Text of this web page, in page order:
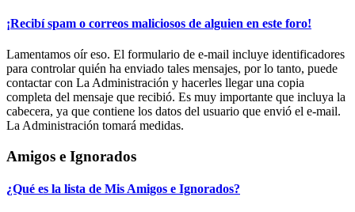
¡Recibí spam o correos maliciosos de alguien en este foro!
Lamentamos oír eso. El formulario de e-mail incluye identificadores
para controlar quién ha enviado tales mensajes, por lo tanto, puede
contactar con La Administración y hacerles llegar una copia
completa del mensaje que recibió. Es muy importante que incluya la
cabecera, ya que contiene los datos del usuario que envió el e-mail.
La Administración tomará medidas.
Amigos e Ignorados
¿Qué es la lista de Mis Amigos e Ignorados?